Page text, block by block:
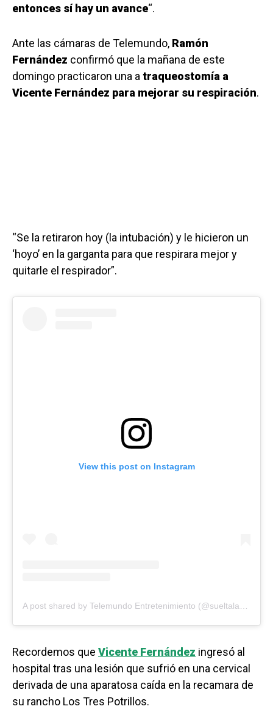
entonces sí hay un avance“.
Ante las cámaras de Telemundo, Ramón
Fernández confirmó que la mañana de este
domingo practicaron una a traqueostomía a
Vicente Fernández para mejorar su respiración.
“Se la retiraron hoy (la intubación) y le hicieron un
‘hoyo’ en la garganta para que respirara mejor y
quitarle el respirador”.
View this post on Instagram
Recordemos que Vicente Fernández ingresó al
hospital tras una lesión que sufrió en una cervical
derivada de una aparatosa caída en la recamara de
su rancho Los Tres Potrillos.